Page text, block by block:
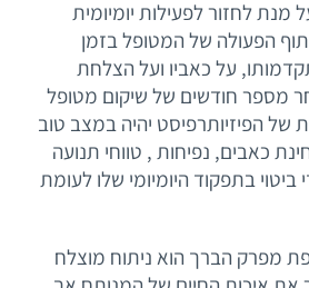
מנת לחזור לפעילות יומיומית
הפעולה של המטופל בזמן
על כאביו ועל הצלחת
מספר חודשים של שיקום מטופל
של הפיזיותרפיסט יהיה במצב טוב
כאבים, נפיחות , טווחי תנועה
ביטוי בתפקוד היומיומי שלו לעומת
מפרק הברך הוא ניתוח מוצלח